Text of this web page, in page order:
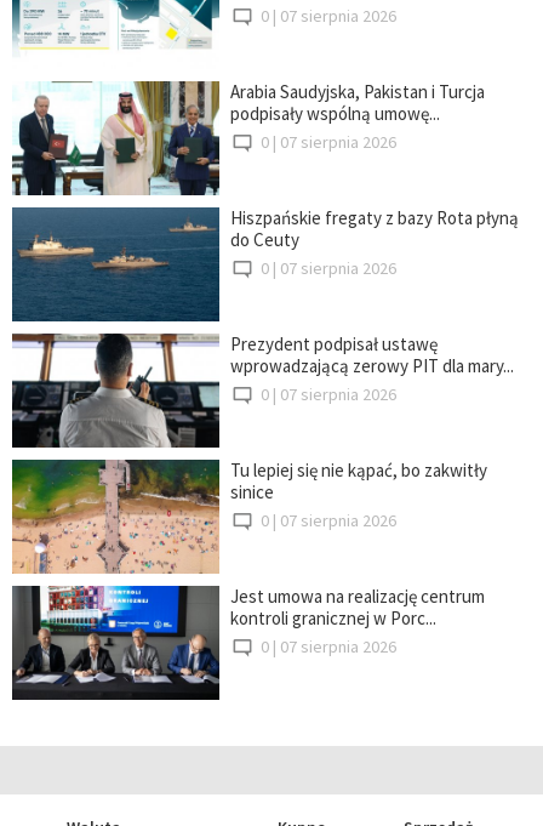
0 | 07 sierpnia 2026
Arabia Saudyjska, Pakistan i Turcja
podpisały wspólną umowę...
0 | 07 sierpnia 2026
Hiszpańskie fregaty z bazy Rota płyną
do Ceuty
0 | 07 sierpnia 2026
Prezydent podpisał ustawę
wprowadzającą zerowy PIT dla mary...
0 | 07 sierpnia 2026
Tu lepiej się nie kąpać, bo zakwitły
sinice
0 | 07 sierpnia 2026
Jest umowa na realizację centrum
kontroli granicznej w Porc...
0 | 07 sierpnia 2026